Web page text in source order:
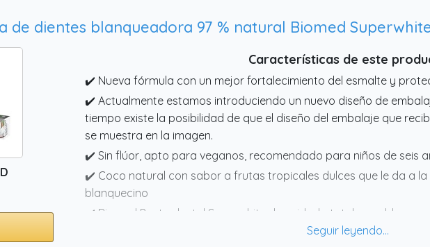
de dientes blanqueadora 97 % natural Biomed
Características de este
✔️ Nueva fórmula con un mejor fortalecimiento del esmalte y
✔️ Actualmente estamos introduciendo un nuevo diseño de
tiempo existe la posibilidad de que el diseño del embalaje que
se muestra en la imagen.
✔️ Sin flúor, apto para veganos, recomendado para niños de seis
✔️ Coco natural con sabor a frutas tropicales dulces que le da a
blanquecino
✔️ Biomed Pasta dental Superwhite de cuidado total para